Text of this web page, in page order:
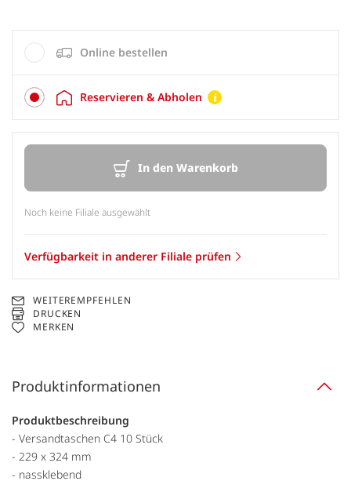
Online bestellen
Reservieren & Abholen
In den Warenkorb
Noch keine Filiale ausgewählt
Verfügbarkeit in anderer Filiale prüfen
WEITEREMPFEHLEN
DRUCKEN
MERKEN
Produktinformationen
Produktbeschreibung
- Versandtaschen C4 10 Stück
- 229 x 324 mm
- nassklebend